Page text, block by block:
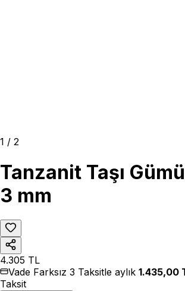
1 / 2
Tanzanit Taşı
3 mm
4.305 TL
Vade Farksız 3 Taksitle aylık 1.435,00
Taksit